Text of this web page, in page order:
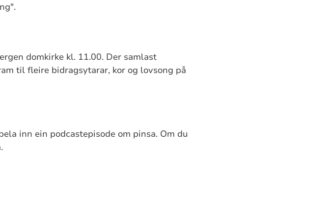
domkirke kl. 11.00. Der samlast
til fleire bidragsytarar, kor og lovsong på
inn ein podcastepisode om pinsa. Om du